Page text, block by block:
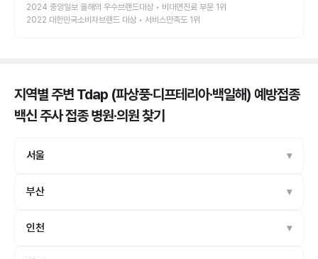
2024 중앙일보 올해의 우수브랜드대상 • 비대면진료 부문 1위
2022 대한민국소비자브랜드 대상 • 서비스만족도 1위
지역별 주변 Tdap (파상풍·디프테리아·백일해) 예방접종
백신 주사 접종 병원·의원찾기
서울
부산
인천